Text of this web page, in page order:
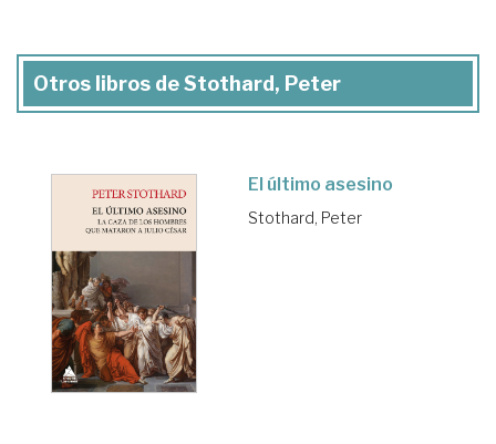
Otros libros de Stothard, Peter
El último asesino
Stothard, Peter